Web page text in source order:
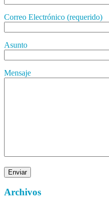
Correo Electrónico (requerido)
Asunto
Mensaje
Archivos